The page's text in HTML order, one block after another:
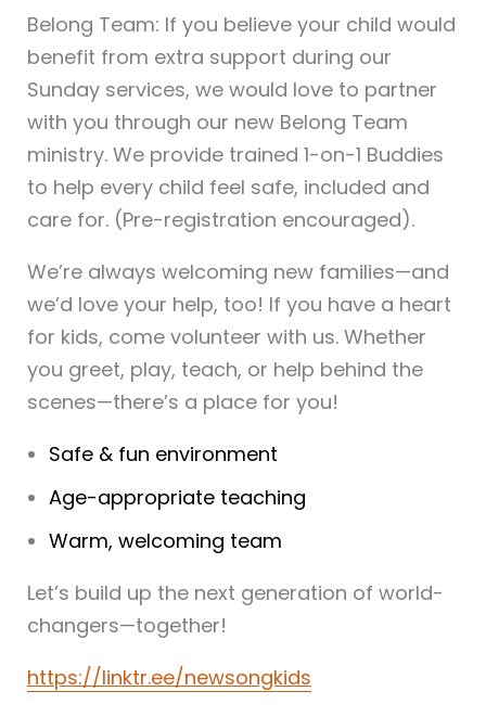
Belong Team: If you believe your child would
benefit from extra support during our
Sunday services, we would love to partner
with you through our new Belong Team
ministry. We provide trained 1-on-1 Buddies
to help every child feel safe, included and
care for. (Pre-registration encouraged).
We’re always welcoming new families—and
we’d love your help, too! If you have a heart
for kids, come volunteer with us. Whether
you greet, play, teach, or help behind the
scenes—there’s a place for you!
Safe & fun environment
Age-appropriate teaching
Warm, welcoming team
Let’s build up the next generation of world-
changers—together!
https://linktr.ee/newsongkids